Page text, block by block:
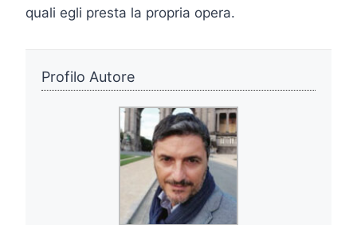
quali egli presta la propria opera.
Profilo Autore